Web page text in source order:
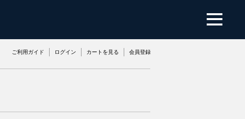
ご利用ガイド ログイン カートを見る 会員登録